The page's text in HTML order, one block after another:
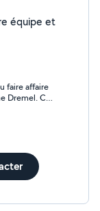
équipe et
faire affaire
Dremel. Ce